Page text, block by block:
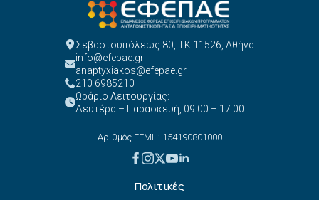
Σεβαστουπόλεως 80, ΤΚ 11526, Αθήνα
info@efepae.gr
anaptyxiakos@efepae.gr
210 6985210
Ωράριο Λειτουργίας:
Δευτέρα – Παρασκευή, 09:00 – 17:00
Αριθμός ΓΕΜΗ: 154190801000
Πολιτικές